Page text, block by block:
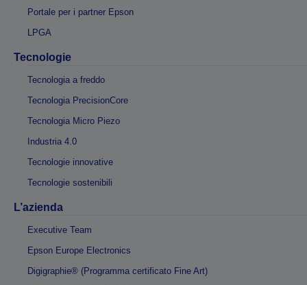
Portale per i partner Epson
LPGA
Tecnologie
Tecnologia a freddo
Tecnologia PrecisionCore
Tecnologia Micro Piezo
Industria 4.0
Tecnologie innovative
Tecnologie sostenibili
L’azienda
Executive Team
Epson Europe Electronics
Digigraphie® (Programma certificato Fine Art)